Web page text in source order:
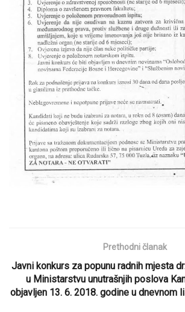
Prethodni članak
Javni konkurs za popunu radnih mjesta
u Ministarstvu unutrašnjih poslova
objavljen 13. 6. 2018. godine u dnevnom